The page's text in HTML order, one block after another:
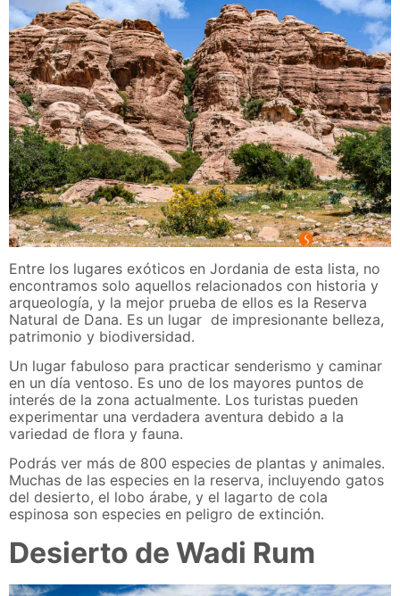
Entre los lugares exóticos en Jordania de esta lista, no
encontramos solo aquellos relacionados con historia y
arqueología, y la mejor prueba de ellos es la Reserva
Natural de Dana. Es un lugar de impresionante belleza,
patrimonio y biodiversidad.
Un lugar fabuloso para practicar senderismo y caminar
en un día ventoso. Es uno de los mayores puntos de
interés de la zona actualmente. Los turistas pueden
experimentar una verdadera aventura debido a la
variedad de flora y fauna.
Podrás ver más de 800 especies de plantas y animales.
Muchas de las especies en la reserva, incluyendo gatos
del desierto, el lobo árabe, y el lagarto de cola
espinosa son especies en peligro de extinción.
Desierto de Wadi Rum